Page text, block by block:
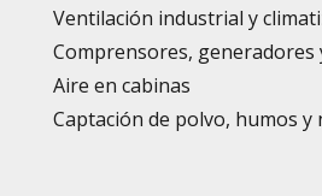
Ventilación industrial y
Comprensores, generadores
Aire en cabinas
Captación de polvo, humos y